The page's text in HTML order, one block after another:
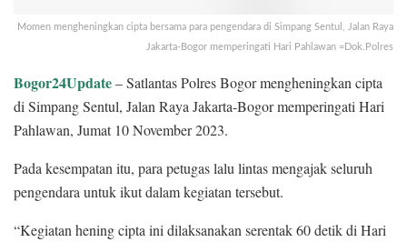
Momen mengheningkan cipta bersama para pengendara di Simpang Sentul, Jalan Raya
Jakarta-Bogor memperingati Hari Pahlawan =Dok.Polres
Bogor24Update– Satlantas Polres Bogor mengheningkan cipta
di Simpang Sentul, Jalan Raya Jakarta-Bogor memperingati Hari
Pahlawan, Jumat 10 November 2023.
Pada kesempatan itu, para petugas lalu lintas mengajak seluruh
pengendara untuk ikut dalam kegiatan tersebut.
“Kegiatan hening cipta ini dilaksanakan serentak 60 detik di Hari